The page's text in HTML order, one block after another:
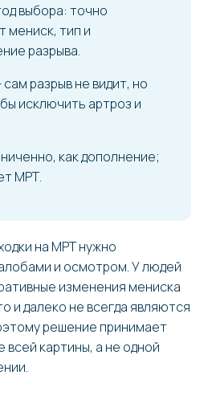
выбора: точно
мениск, тип и
разрыва.
сам разрыв не видит, но
исключить артроз и
как дополнение;
МРТ.
на МРТ нужно
и осмотром. У людей
изменения мениска
и далеко не всегда являются
решение принимает
всей картины, а не одной